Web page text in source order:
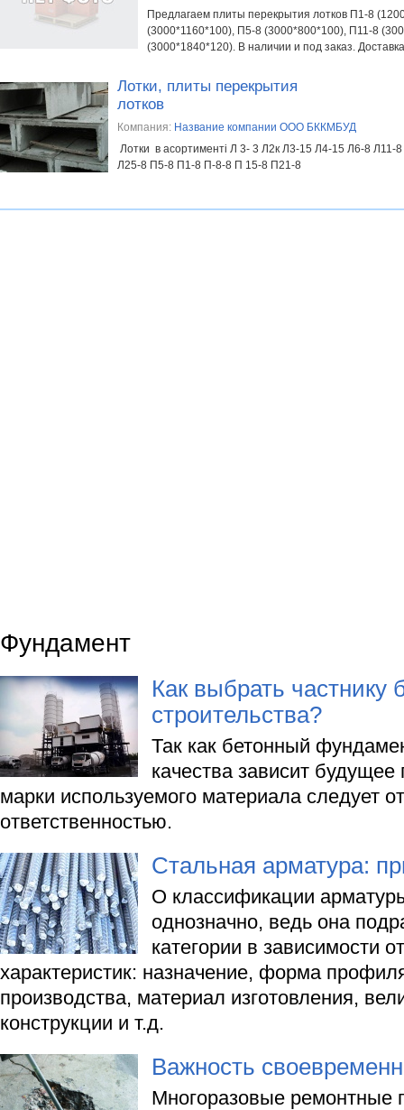
Предлагаем плиты перекрытия лотков П1-8
(3000*1160*100), П5-8 (3000*800*100), П11-8
(3000*1840*120). В наличии и под заказ.
Лотки, плиты перекрытия
лотков
Компания: Название компании ООО БККМБУД
Лотки в асортименті Л 3- 3 Л2к Л3-15 Л4-15 Л6-8 Л11-
Л25-8 П5-8 П1-8 П-8-8 П 15-8 П21-8
Фундамент
Как выбрать частнику
строительства?
Так как бетонный
качества зависит
марки используемого материала следует
ответственностью.
Стальная арматура:
О классификации
однозначно, ведь она
категории в зависимости
характеристик: назначение, форма
производства, материал изготовления,
конструкции и т.д.
Важность
Многоразовые ремонтные